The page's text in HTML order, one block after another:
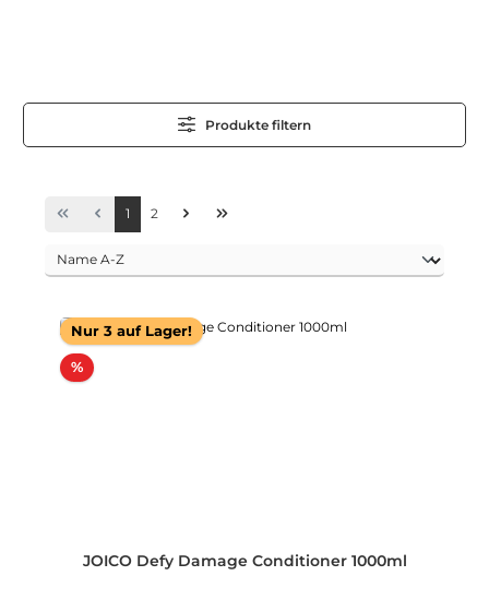
Produkte filtern
Seite
1 Seite
2
Nur 3 auf Lager!
%Rabatt
JOICO Defy Damage Conditioner 1000ml